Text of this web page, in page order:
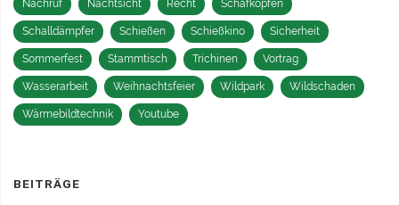
Nachruf Nachtsicht Recht Schafkopfen
Schalldämpfer Schießen Schießkino Sicherheit
Sommerfest Stammtisch Trichinen Vortrag
Wasserarbeit Weihnachtsfeier Wildpark Wildschaden
Wärmebildtechnik Youtube
BEITRÄGE